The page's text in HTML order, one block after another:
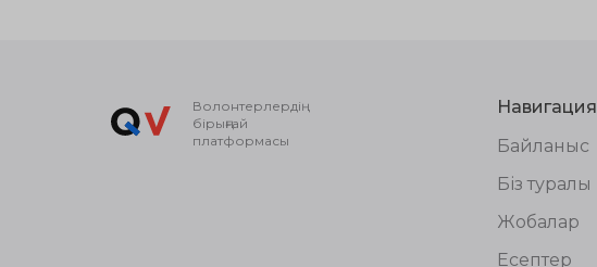
Волонтерлердің
бірыңғай
платформасы
Навигация
Байланыс
Біз туралы
Жобалар
Есептер